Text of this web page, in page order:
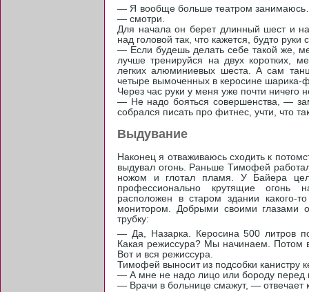
— Я вообще больше театром
— смотри.
Для начала он берет длинный шест и
над головой так, что кажется, будто руки
— Если будешь делать себе такой же,
лучше тренируйся на двух коротких,
легких алюминиевых шеста. А сам
четыре вымоченных в керосине шарика-
Через час руки у меня уже почти ничего
— Не надо бояться совершенства, —
собрался писать про фитнес, учти, что
Выдувание
Hаконец я отваживаюсь сходить к
выдувал огонь. Раньше Тимофей
ножом и глотал пламя. У Байера
профессионально крутящие огонь
расположен в старом здании
монитором. Добрыми своими глазами
трубку:
— Да, Назарка. Керосина 500 литров
Какая режиссура? Мы начинаем. Потом
Вот и вся режиссура.
Тимофей выносит из подсобки канистру
— А мне не надо лицо или бороду перед
— Врачи в больнице смажут, — отвечает